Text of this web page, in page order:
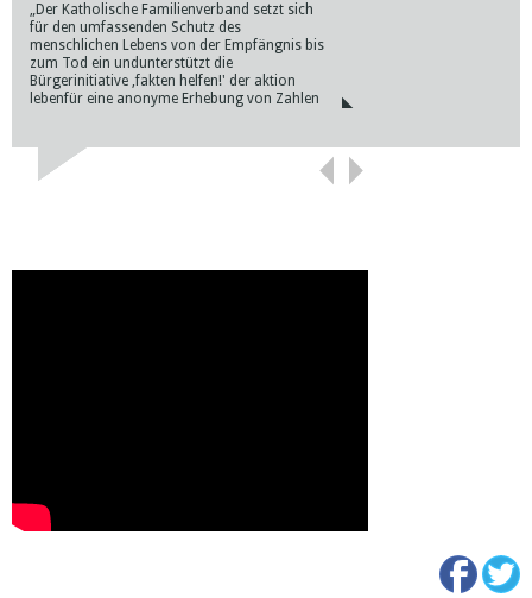
„Der Katholische Familienverband setzt sich
für den umfassenden Schutz des
menschlichen Lebens von der Empfängnis bis
zum Tod ein undunterstützt die
Bürgerinitiative ,fakten helfen!' der aktion
lebenfür eine anonyme Erhebung von Zahlen